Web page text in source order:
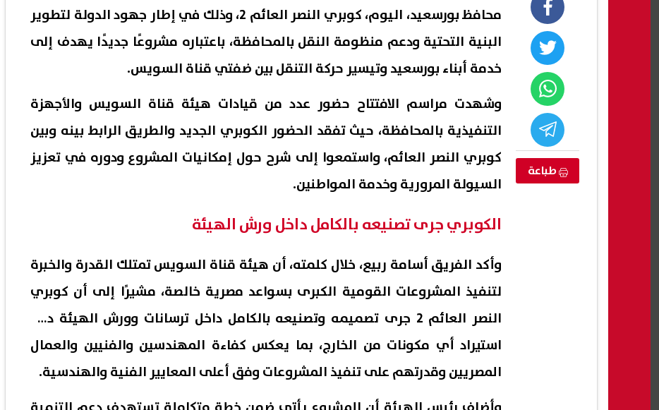
طباعة
محافظ بورسعيد، اليوم، كوبري النصر العائم 2، وذلك في إطار جهود الدولة لتطوير
البنية التحتية ودعم منظومة النقل بالمحافظة، باعتباره مشروعًا جديدًا يهدف إلى
خدمة أبناء بورسعيد وتيسير حركة التنقل بين ضفتي قناة السويس.
وشهدت مراسم الافتتاح حضور عدد من قيادات هيئة قناة السويس والأجهزة
التنفيذية بالمحافظة، حيث تفقد الحضور الكوبري الجديد والطريق الرابط بينه وبين
كوبري النصر العائم، واستمعوا إلى شرح حول إمكانيات المشروع ودوره في تعزيز
السيولة المرورية وخدمة المواطنين.
الكوبري جرى تصنيعه بالكامل داخل ورش الهيئة
وأكد الفريق أسامة ربيع، خلال كلمته، أن هيئة قناة السويس تمتلك القدرة والخبرة
لتنفيذ المشروعات القومية الكبرى بسواعد مصرية خالصة، مشيرًا إلى أن كوبري
النصر العائم 2 جرى تصميمه وتصنيعه بالكامل داخل ترسانات وورش الهيئة دون
استيراد أي مكونات من الخارج، بما يعكس كفاءة المهندسين والفنيين والعمال
المصريين وقدرتهم على تنفيذ المشروعات وفق أعلى المعايير الفنية والهندسية.
عاجل|البنك المركزي: طلبات الاكتتاب
مصروفات جامعة الإسماعيلية الجديدة
06 أغسطس, 2026 11:00 م
تنسيق الجامعات 2026.. 46 ألف طالب
يسجلون رغبات المرحلة الأولى
والتعليم العالي تكشف موعد غلق
التسجيل
06 أغسطس, 2026 10:55 م